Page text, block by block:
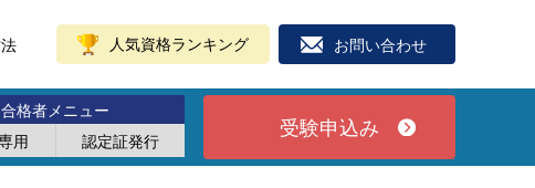
人気資格ランキング お問い合わせ
合格者メニュー
用
認定証発行 受験申込み